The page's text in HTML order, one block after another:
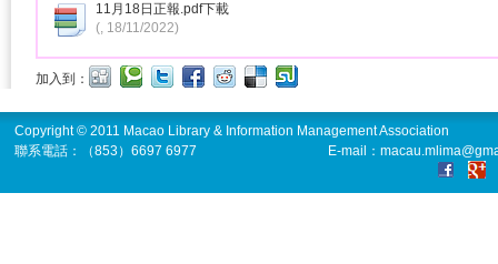
11月18日正報.pdf下載
(, 18/11/2022)
加入到：
Copyright © 2011 Macao Library & Information Management Association
聯系電話：（853）6697 6977
E-mail：